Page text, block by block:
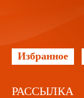
Избранное
РАССЫЛКА